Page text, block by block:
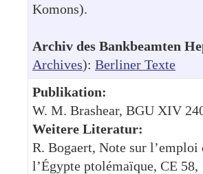
Komons).
Archiv des Bankbeamten
Archives): Berliner Texte
Publikation:
W. M. Brashear, BGU XIV
Weitere Literatur:
R. Bogaert, Note sur l’emploi
l’Égypte ptolémaïque, CE 58,